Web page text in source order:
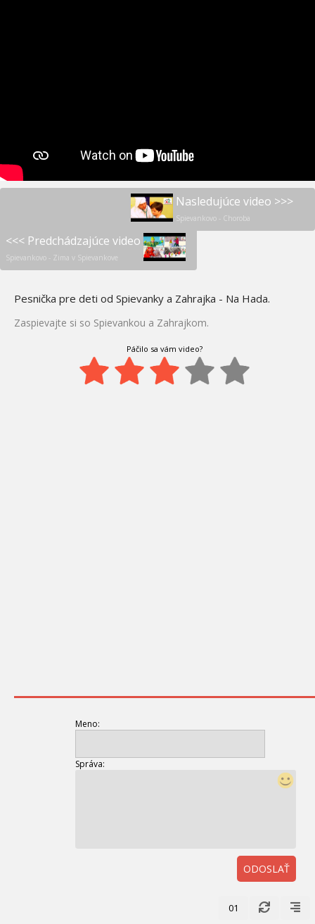
Nasledujúce video >>>
Spievankovo - Choroba
<<< Predchádzajúce video
Spievankovo - Zima v Spievankove
Pesnička pre deti od Spievanky a Zahrajka - Na Hada.
Zaspievajte si so Spievankou a Zahrajkom.
Páčilo sa vám video?
Meno:
Správa:
ODOSLAŤ
01